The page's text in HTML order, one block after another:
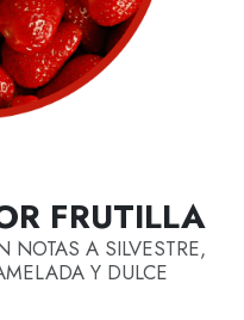
FRUTILLA
NOTAS A SILVESTRE,
Y DULCE